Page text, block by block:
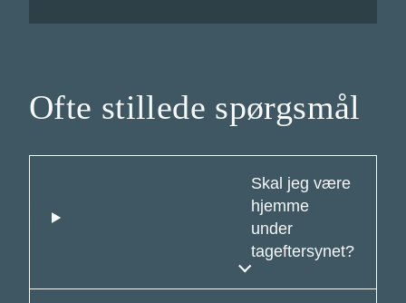
Ofte stillede spørgsmål
Skal jeg være
hjemme
under
tageftersynet?